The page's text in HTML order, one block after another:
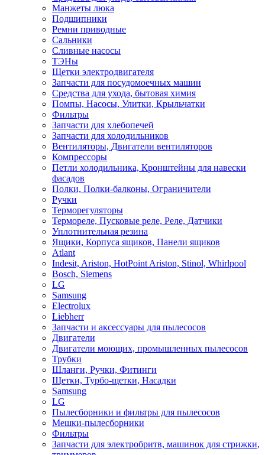
Манжеты люка
Подшипники
Ремни приводные
Сальники
Сливные насосы
ТЭНы
Щетки электродвигателя
Запчасти для посудомоечных машин
Средства для ухода, бытовая химия
Помпы, Насосы, Улитки, Крыльчатки
Фильтры
Запчасти для хлебопечей
Запчасти для холодильников
Вентиляторы, Двигатели вентиляторов
Компрессоры
Петли холодильника, Кронштейны для навески
фасадов
Полки, Полки-балконы, Ограничители
Ручки
Терморегуляторы
Термореле, Пусковые реле, Реле, Датчики
Уплотнительная резина
Ящики, Корпуса ящиков, Панели ящиков
Atlant
Indesit, Ariston, HotPoint Ariston, Stinol, Whirlpool
Bosch, Siemens
LG
Samsung
Electrolux
Liebherr
Запчасти и аксессуары для пылесосов
Двигатели
Двигатели моющих, промышленных пылесосов
Трубки
Шланги, Ручки, Фитинги
Щетки, Турбо-щетки, Насадки
Samsung
LG
Пылесборники и фильтры для пылесосов
Мешки-пылесборники
Фильтры
Запчасти для электробритв, машинок для стрижки,